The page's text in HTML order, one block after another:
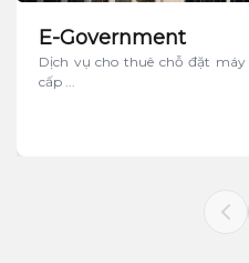
E-Government
Dịch vụ cho thuê chỗ đặt
cấp ...